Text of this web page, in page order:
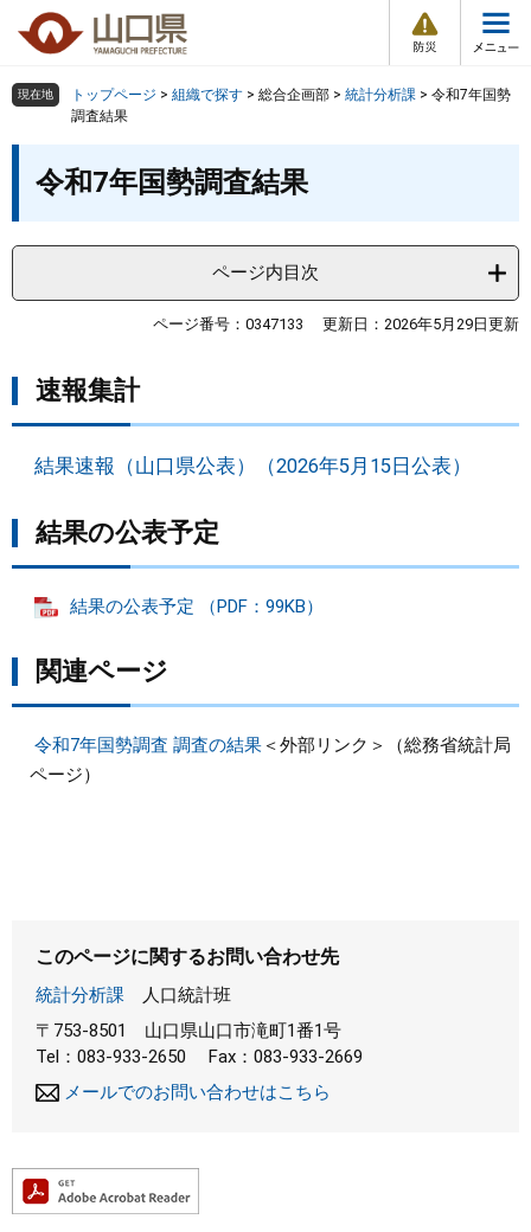
の
頭
。
ー
飛
て
本
へ
情
報
メ
ュ
組織で探す
健康・福祉
教育・文化・スポーツ
しごと・産業・観光
まちづくり
検索の仕方 組織で探す サイトマップで探す
現在地 トップページ > 組織で探す > 総合企画部 > 統計分析課 > 令和7年国勢
調査結果
令和7年国勢調査結果
ページ内目次
ページ番号：0347133 更新日：2026年5月29日更新
速報集計
結果速報（山口県公表）（2026年5月15日公表）
結果の公表予定
結果の公表予定 （PDF：99KB）
関連ページ
令和7年国勢調査 調査の結果 ＜外部リンク＞
（総務省統計局
ページ）
このページに関するお問い合わせ先
統計分析課
人口統計班
〒753-8501
山口県山口市滝町1番1号
Tel：083-933-2650
Fax：083-933-2669
メールでのお問い合わせはこちら